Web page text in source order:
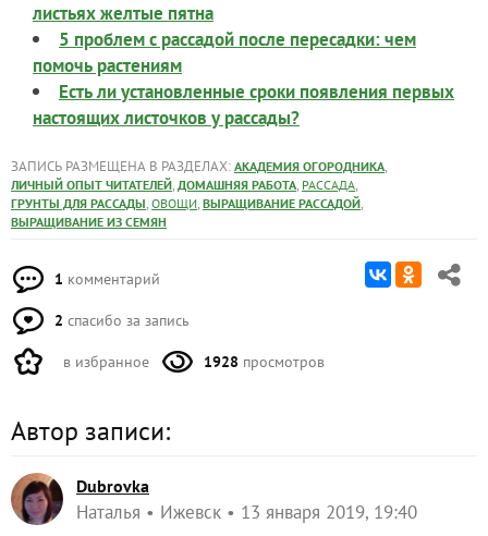
листьях желтые пятна
5 проблем с рассадой после пересадки: чем
помочь растениям
Есть ли установленные сроки появления первых
настоящих листочков у рассады?
ЗАПИСЬ РАЗМЕЩЕНА В РАЗДЕЛАХ: АКАДЕМИЯ ОГОРОДНИКА,
ЛИЧНЫЙ ОПЫТ ЧИТАТЕЛЕЙ, ДОМАШНЯЯ РАБОТА, РАССАДА,
ГРУНТЫ ДЛЯ РАССАДЫ, ОВОЩИ, ВЫРАЩИВАНИЕ РАССАДОЙ,
ВЫРАЩИВАНИЕ ИЗ СЕМЯН
1 комментарий
2 спасибо за запись
в избранное 1928 просмотров
Автор записи:
Dubrovka
Наталья Ижевск 13 января 2019, 19:40